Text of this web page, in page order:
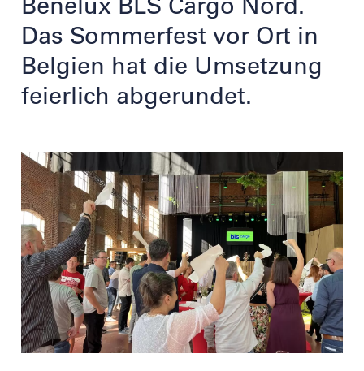
Das Sommerfest vor Ort in
Belgien hat die Umsetzung
feierlich abgerundet.